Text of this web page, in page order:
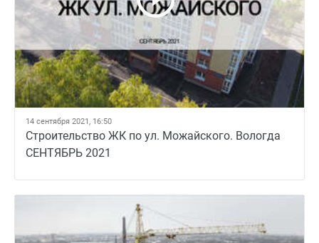
14 сентября 2021, 16:50
Строительство ЖК по ул. Можайского. Вологда
СЕНТЯБРЬ 2021